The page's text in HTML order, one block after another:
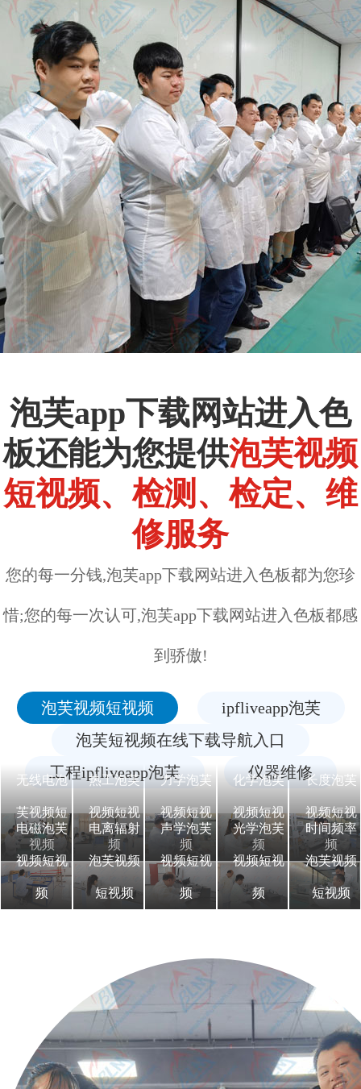
泡芙app下载网站进入色
板还能为您提供泡芙视频
短视频、检测、检定、维
修服务
您的每一分钱,泡芙app下载网站进入色板都为您珍
惜;您的每一次认可,泡芙app下载网站进入色板都感
到骄傲!
泡芙视频短视频
ipfliveapp泡芙
泡芙短视频在线下载导航入口
工程ipfliveapp泡芙
仪器维修
无线电泡
芙视频短
视频
热工泡芙
视频短视
频
力学泡芙
视频短视
频
化学泡芙
视频短视
频
长度泡芙
视频短视
频
电磁泡芙
视频短视
频
电离辐射
泡芙视频
短视频
声学泡芙
视频短视
频
光学泡芙
视频短视
频
时间频率
泡芙视频
短视频